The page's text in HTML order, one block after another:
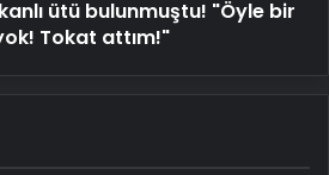
kanlı ütü bulunmuştu! "Öyle bir
Tokat attım!"